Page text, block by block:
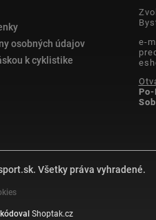
osobných údajov
k cyklistike
e-
. Všetky práva vyhradené.
Shoptak.cz